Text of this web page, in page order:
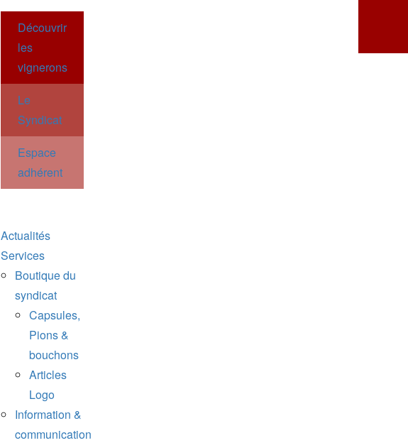
Découvrir
les
vignerons
Le
Syndicat
Espace
adhérent
Actualités
Services
Boutique du
syndicat
Capsules,
Pions &
bouchons
Articles
Logo
Information &
communication